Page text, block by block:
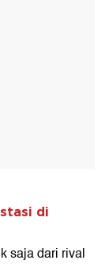
di
saja dari rival